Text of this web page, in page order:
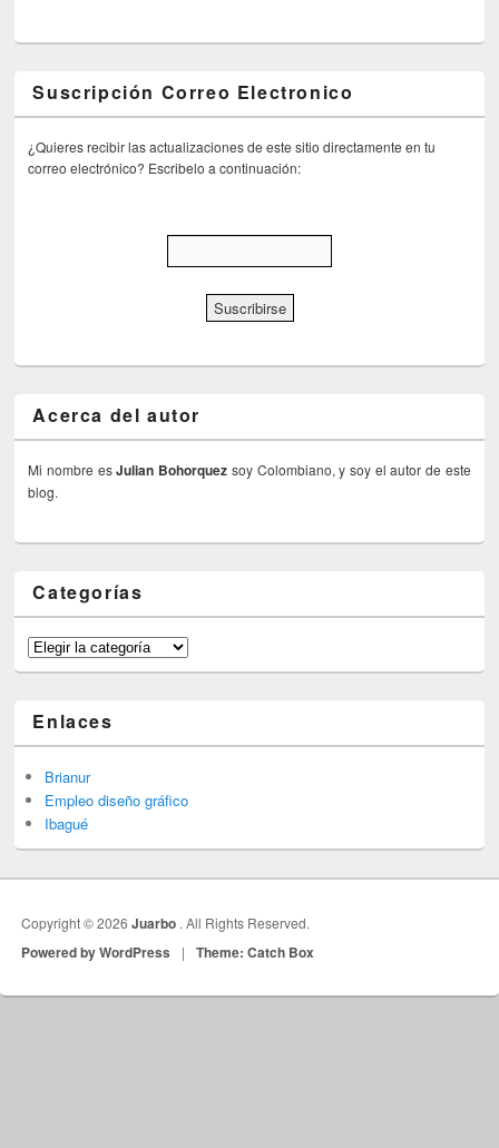
Suscripción Correo Electronico
¿Quieres recibir las actualizaciones de este sitio directamente en tu
correo electrónico? Escribelo a continuación:
Acerca del autor
Mi nombre esJulian Bohorquez soy Colombiano, y soy el autor de este
blog.
Categorías
Categorías
Enlaces
Brianur
Empleo diseño gráfico
Ibagué
Copyright © 2026Juarbo . All Rights Reserved.
Powered by WordPress | Theme: Catch Box